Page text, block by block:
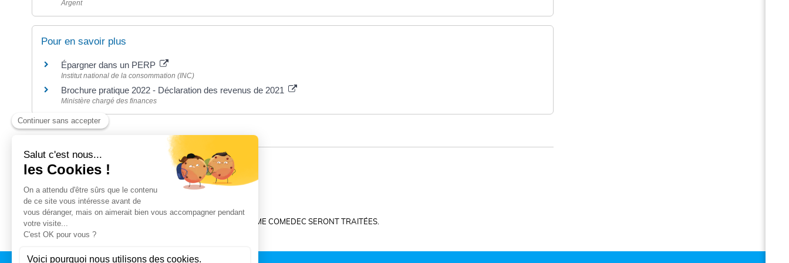
Argent
Pour en savoir plus
Épargner dans un PERP
Institut national de la consommation (INC)
Brochure pratique 2022 - Déclaration des revenus de 2021
Ministère chargé des finances
Direction de l'information légale et administrative
POUR LES NOTAIRES
SEULES LES DEMANDES FAITES AU MOYEN DE LA PLATEFORME COMEDEC SERONT TRAITÉES.